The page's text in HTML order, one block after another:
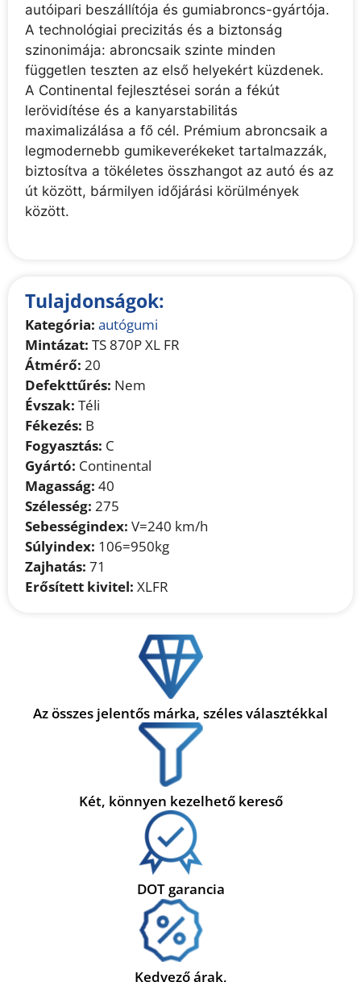
autóipari beszállítója és gumiabroncs-gyártója.
A technológiai precizitás és a biztonság
szinonimája: abroncsaik szinte minden
független teszten az első helyekért küzdenek.
A Continental fejlesztései során a fékút
lerövidítése és a kanyarstabilitás
maximalizálása a fő cél. Prémium abroncsaik a
legmodernebb gumikeverékeket tartalmazzák,
biztosítva a tökéletes összhangot az autó és az
út között, bármilyen időjárási körülmények
között.
Tulajdonságok:
Kategória: autógumi
Mintázat: TS 870P XL FR
Átmérő: 20
Defekttűrés: Nem
Évszak: Téli
Fékezés: B
Fogyasztás: C
Gyártó: Continental
Magasság: 40
Szélesség: 275
Sebességindex: V=240 km/h
Súlyindex: 106=950kg
Zajhatás: 71
Erősített kivitel: XLFR
Az összes jelentős márka, széles választékkal
Két, könnyen kezelhető kereső
DOT garancia
Kedvező árak,